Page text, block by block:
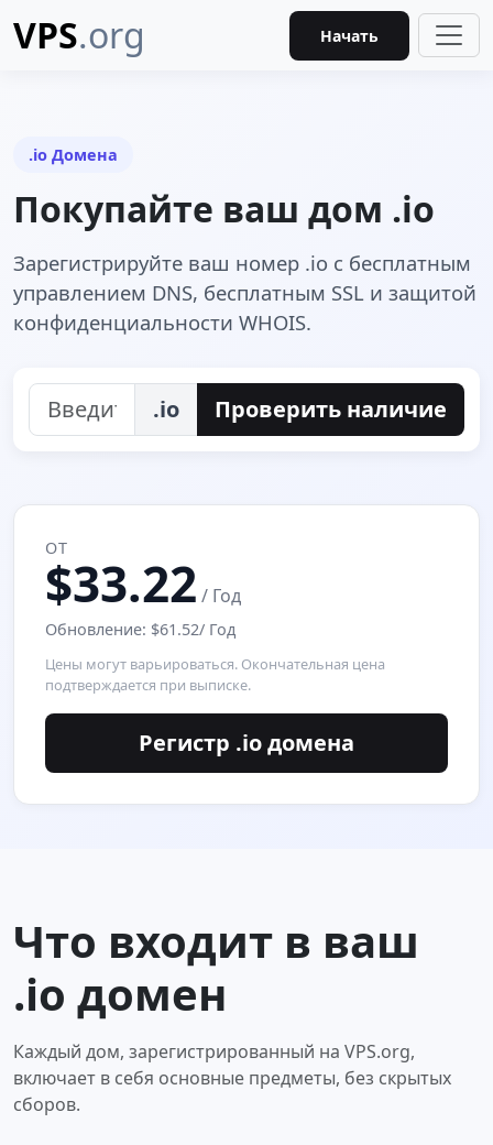
VPS.org Начать
.io Домена
Покупайте ваш дом .io
Зарегистрируйте ваш номер .io с бесплатным
управлением DNS, бесплатным SSL и защитой
конфиденциальности WHOIS.
.io Проверить наличие
ОТ
$33.22 / Год
Обновление: $61.52/ Год
Цены могут варьироваться. Окончательная цена
подтверждается при выписке.
Регистр .io домена
Что входит в ваш
.io домен
Каждый дом, зарегистрированный на VPS.org,
включает в себя основные предметы, без скрытых
сборов.